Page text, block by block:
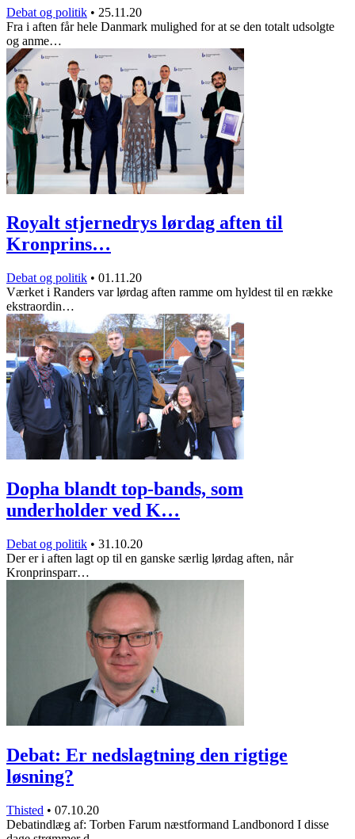
Debat og politik • 25.11.20
Fra i aften får hele Danmark mulighed for at se den totalt udsolgte
og anme…
Royalt stjernedrys lørdag aften til
Kronprins…
Debat og politik • 01.11.20
Værket i Randers var lørdag aften ramme om hyldest til en række
ekstraordin…
Dopha blandt top-bands, som
underholder ved K…
Debat og politik • 31.10.20
Der er i aften lagt op til en ganske særlig lørdag aften, når
Kronprinsparr…
Debat: Er nedslagtning den rigtige
løsning?
Thisted • 07.10.20
Debatindlæg af: Torben Farum næstformand Landbonord I disse